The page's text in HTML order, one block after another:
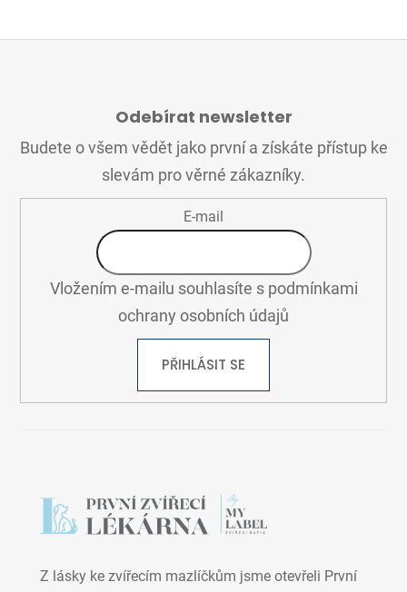
Odebírat newsletter
Budete o všem vědět jako první a získáte přístup ke
slevám pro věrné zákazníky.
E-mail
Vložením e-mailu souhlasíte s podmínkami
ochrany osobních údajů
PŘIHLÁSIT SE
Z lásky ke zvířecím mazlíčkům jsme otevřeli První